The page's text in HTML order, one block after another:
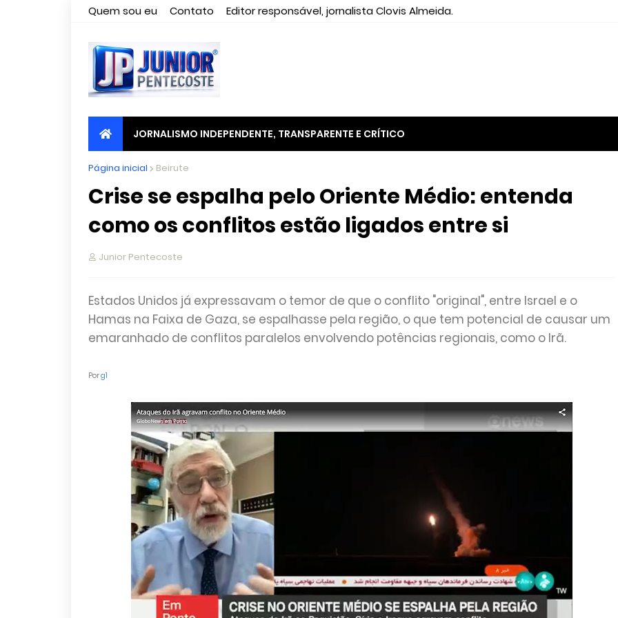
Quem sou eu Contato Editor responsável, jornalista Clovis Almeida.
JORNALISMO INDEPENDENTE, TRANSPARENTE E CRÍTICO
Página inicial Beirute
Crise se espalha pelo Oriente Médio: entenda
como os conflitos estão ligados entre si
Junior Pentecoste
Estados Unidos já expressavam o temor de que o conflito "original", entre Israel e o
Hamas na Faixa de Gaza, se espalhasse pela região, o que tem potencial de causar um
emaranhado de conflitos paralelos envolvendo potências regionais, como o Irã.
Porg1